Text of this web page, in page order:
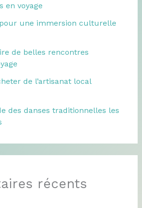
en voyage
une immersion culturelle
de belles rencontres
de l’artisanat local
des danses traditionnelles les
récents